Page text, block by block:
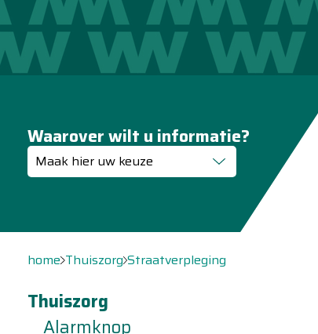
Waarover wilt u informatie?
Maak hier uw keuze
home Thuiszorg Straatverpleging
Thuiszorg
Alarmknop